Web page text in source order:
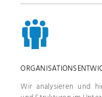
Wir analysieren und